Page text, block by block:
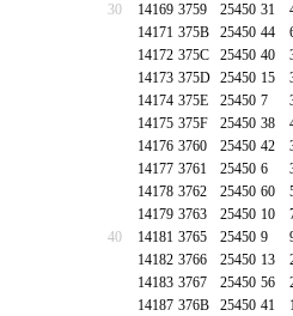
30
14169 3759 25450 31
14171 375B 25450 44
14172 375C 25450 40
14173 375D 25450 15
14174 375E 25450 7
14175 375F 25450 38
14176 3760 25450 42
14177 3761 25450 6
14178 3762 25450 60
14179 3763 25450 10
40
14181 3765 25450 9
14182 3766 25450 13
14183 3767 25450 56
14187 376B 25450 41